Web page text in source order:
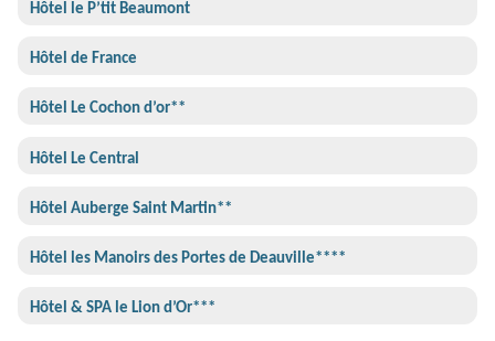
Hôtel le P’tit Beaumont
Hôtel de France
Hôtel Le Cochon d’or**
Hôtel Le Central
Hôtel Auberge Saint Martin**
Hôtel les Manoirs des Portes de Deauville****
Hôtel & SPA le Lion d’Or***